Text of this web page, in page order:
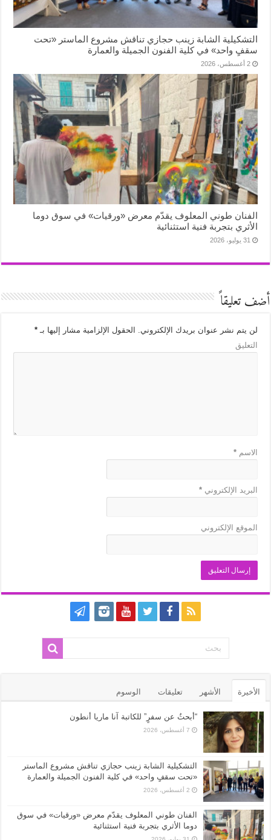
التشكيلية الشابة زينب حجازي تناقش مشروع الماستر «تحت
سقفٍ واحد» في كلية الفنون الجميلة والعمارة
2 أغسطس، 2026
الفنان طوني المعلوف يقدّم معرض «ورقيات» في سوق دوما
الأثري بتجربة فنية استثنائية
31 يوليو، 2026
أضف تعليقاً
لن يتم نشر عنوان بريدك الإلكتروني. الحقول الإلزامية مشار إليها بـ*
التعليق
الاسم*
البريد الإلكتروني*
الموقع الإلكتروني
الأخيرة الأشهر تعليقات الوسوم
“أبحثُ عن سفرٍ” للكاتبة آنا ماريا أنطون
7 أغسطس، 2026
التشكيلية الشابة زينب حجازي تناقش مشروع الماستر
«تحت سقفٍ واحد» في كلية الفنون الجميلة والعمارة
2 أغسطس، 2026
الفنان طوني المعلوف يقدّم معرض «ورقيات» في سوق
دوما الأثري بتجربة فنية استثنائية